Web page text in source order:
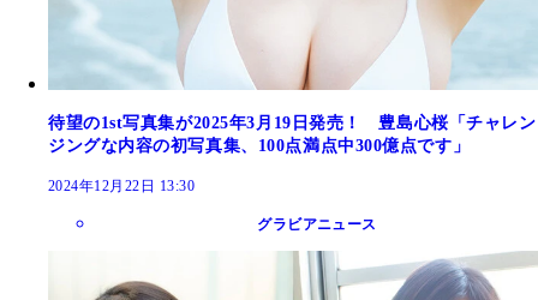
待望の1st写真集が2025年3月19日発売！ 豊島心桜「チャレン
ジングな内容の初写真集、100点満点中300億点です」
2024年12月22日 13:30
グラビアニュース